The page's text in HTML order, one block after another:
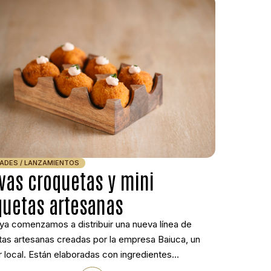
croquetas y mini
artesanas
/ LANZAMIENTOS
comenzamos a distribuir una nueva línea de
artesanas creadas por la empresa Baiuca, un
local. Están elaboradas con ingredientes